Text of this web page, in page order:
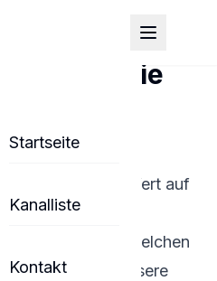
Startseite
Kanalliste
Kontakt
wir großen Wert auf
erläutert, unter welchen
für unsere